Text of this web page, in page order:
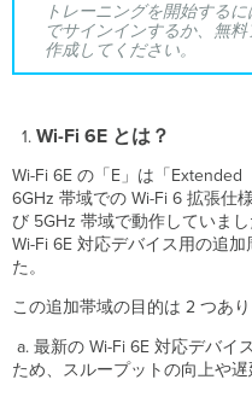
ネ
ル
で
時
は
長
く
な
す
か？
Wi-
トレーニングを開始するに
でサインインするか、無
作成してください。
Wi-Fi 6E とは？
Wi-Fi 6E の「E」は「
6GHz 帯域での Wi-Fi 6 拡張仕
び 5GHz 帯域で動作していま
Wi-Fi 6E 対応デバイス用の追
た。
この追加帯域の目的は 2 つあり
a. 最新の Wi-Fi 6E 対応デバイ
ため、スループットの向上や